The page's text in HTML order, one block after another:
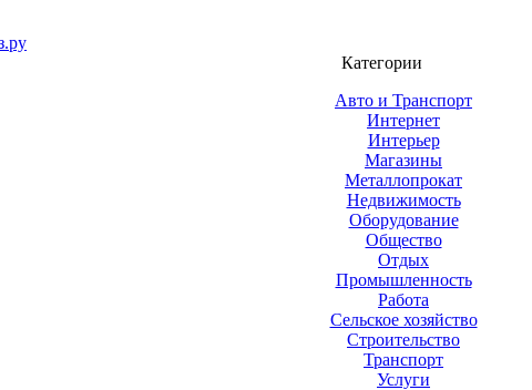
Категории
Авто и Транспорт
Интернет
Интерьер
Магазины
Металлопрокат
Недвижимость
Оборудование
Общество
Отдых
Промышленность
Работа
Сельское хозяйство
Строительство
Транспорт
Услуги